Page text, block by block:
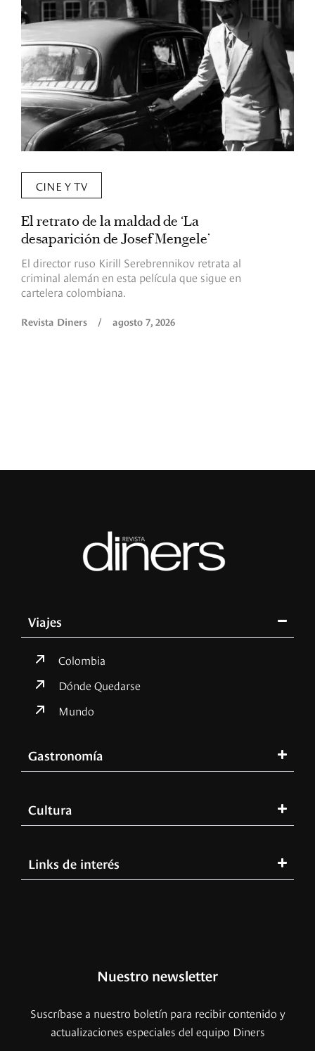
CINE Y TV
El retrato de la maldad de ‘La
desaparición de Josef Mengele’
El director ruso Kirill Serebrennikov retrata al
criminal alemán en esta película que sigue en
cartelera colombiana.
Revista Diners / agosto 7, 2026
Viajes
Colombia
Dónde Quedarse
Mundo
Gastronomía
Cultura
Links de interés
Nuestro newsletter
Suscríbase a nuestro boletín para recibir contenido y
actualizaciones especiales del equipo Diners